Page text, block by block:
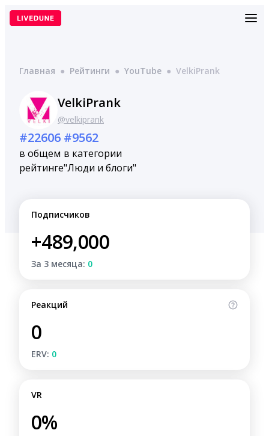
Перейти
Главная ● Рейтинги ● YouTube ● VelkiPrank
VelkiPrank
@velkiprank
#22606
в общем
рейтинге
#9562
в категории
"Люди и блоги"
Подписчиков
+489,000
За 3 месяца: 0
Реакций
0
ERV: 0
VR
0%